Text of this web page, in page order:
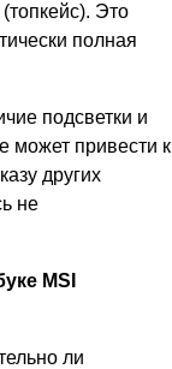
Это
полная
подсветки и
может привести к
других
не
MSI
ли